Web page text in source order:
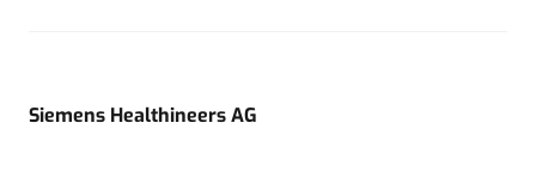
Siemens Healthineers AG